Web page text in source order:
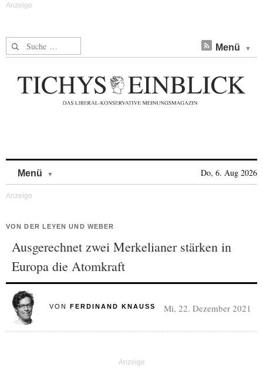
Suche nach: Menü
Menü Do, 6. Aug 2026
VON DER LEYEN UND WEBER
Ausgerechnet zwei Merkelianer stärken in
Europa die Atomkraft
VON FERDINAND KNAUSS Mi, 22. Dezember 2021